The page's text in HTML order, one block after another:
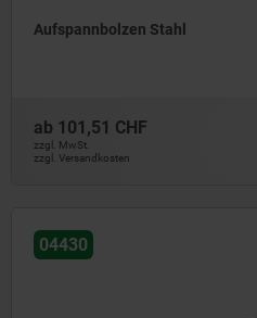
Aufspannbolzen Stahl
ab 101,51 CHF
zzgl. MwSt.
zzgl. Versandkosten
04430